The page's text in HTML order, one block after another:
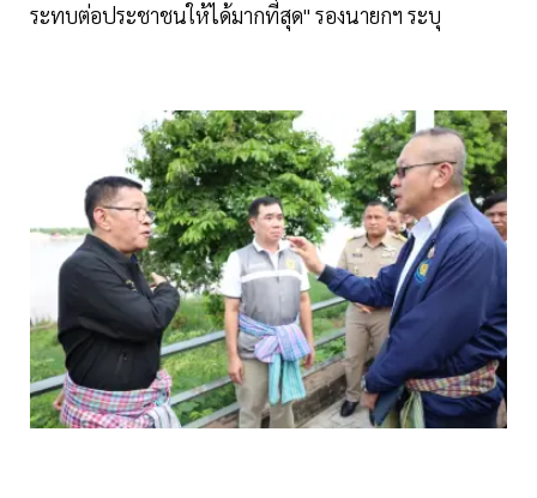
ระทบต่อประชาชนให้ได้มากที่สุด" รองนายกฯ ระบุ